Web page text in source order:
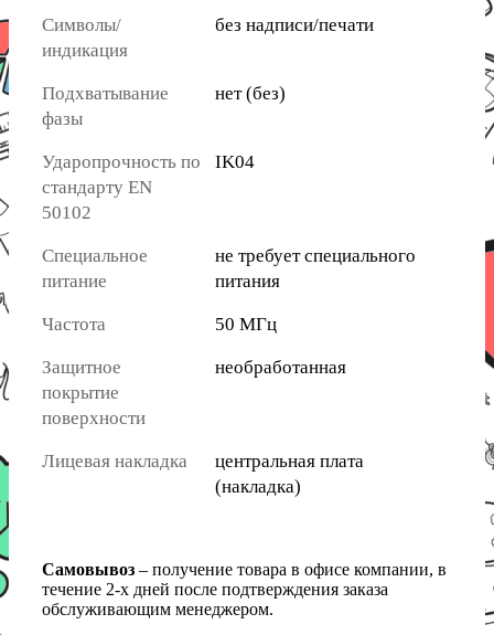
Символы/
индикация
без надписи/печати
Подхватывание
фазы
нет (без)
Ударопрочность по
стандарту EN
50102
IK04
Специальное
питание
не требует специального
питания
Частота 50 МГц
Защитное
покрытие
поверхности
необработанная
Лицевая накладка
центральная плата
(накладка)
Самовывоз – получение товара в офисе компании, в
течение 2-х дней после подтверждения заказа
обслуживающим менеджером.